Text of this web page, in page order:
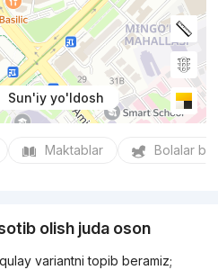
Sun'iy yo'ldosh
Maktablar Bolalar
olish juda oson
variantni topib beramiz;